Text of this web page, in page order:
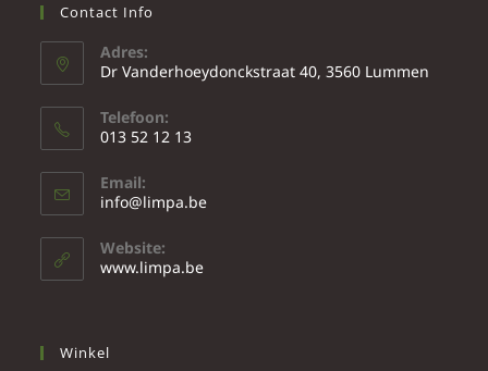
Contact Info
Adres:
Dr Vanderhoeydonckstraat 40, 3560 Lummen
Telefoon:
013 52 12 13
Email:
info@limpa.be
Website:
www.limpa.be
Winkel